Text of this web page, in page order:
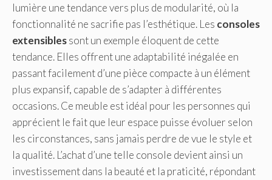
lumière une tendance vers plus de modularité, où la
fonctionnalité ne sacrifie pas l’esthétique. Les consoles
extensiblessont un exemple éloquent de cette
tendance. Elles offrent une adaptabilité inégalée en
passant facilement d’une pièce compacte à un élément
plus expansif, capable de s’adapter à différentes
occasions. Ce meuble est idéal pour les personnes qui
apprécient le fait que leur espace puisse évoluer selon
les circonstances, sans jamais perdre de vue le style et
la qualité. L’achat d’une telle console devient ainsi un
investissement dans la beauté et la praticité, répondant